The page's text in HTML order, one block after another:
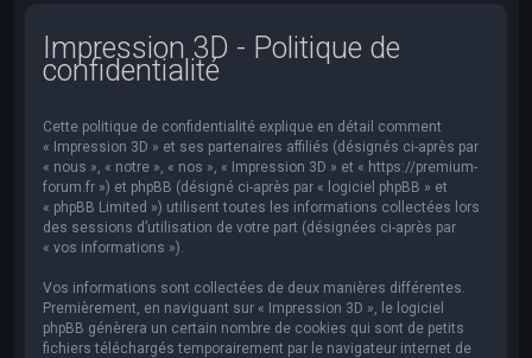
Impression 3D - Politique de
confidentialité
Cette politique de confidentialité explique en détail comment
« Impression 3D » et ses partenaires affiliés (désignés ci-après par
« nous », « notre », « nos », « Impression 3D » et « https://premium-
forum.fr ») et phpBB (désigné ci-après par « logiciel phpBB » et
« phpBB Limited ») utilisent toutes les informations collectées lors
des sessions d’utilisation de votre part (désignées ci-après par
« vos informations »).
Vos informations sont collectées de deux manières différentes.
Premièrement, en naviguant sur « Impression 3D », le logiciel
phpBB génèrera un certain nombre de cookies qui sont de petits
fichiers téléchargés temporairement par le navigateur internet de